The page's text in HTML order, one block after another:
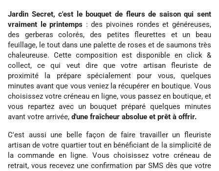
Jardin Secret, c'est le bouquet de fleurs de saison qui sent
vraiment le printemps : des pivoines rondes et généreuses,
des gerberas colorés, des petites fleurettes et un beau
feuillage, le tout dans une palette de roses et de saumons très
chaleureuse. Cette composition est disponible en click &
collect, ce qui veut dire que votre artisan fleuriste de
proximité la prépare spécialement pour vous, quelques
minutes avant que vous veniez la récupérer en boutique. Vous
choisissez votre créneau en ligne, vous passez en boutique, et
vous repartez avec un bouquet préparé quelques minutes
avant votre arrivée, d'une fraîcheur absolue et prêt à offrir.
C'est aussi une belle façon de faire travailler un fleuriste
artisan de votre quartier tout en bénéficiant de la simplicité de
la commande en ligne. Vous choisissez votre créneau de
retrait, vous recevez une confirmation par SMS dès que votre